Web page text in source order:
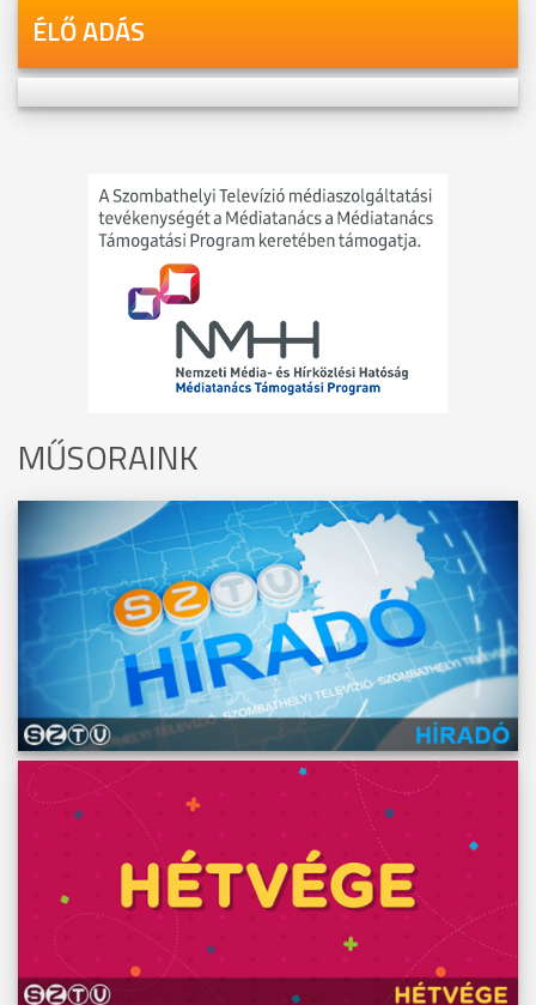
ÉLŐ ADÁS
MŰSORAINK